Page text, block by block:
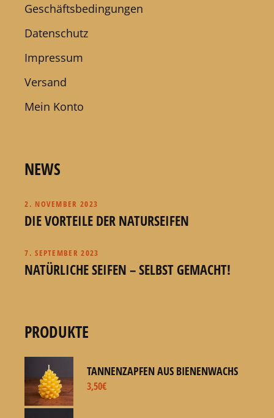
Geschäftsbedingungen
Datenschutz
Impressum
Versand
Mein Konto
NEWS
2. NOVEMBER 2023
DIE VORTEILE DER NATURSEIFEN
7. SEPTEMBER 2023
NATÜRLICHE SEIFEN – SELBST GEMACHT!
PRODUKTE
TANNENZAPFEN AUS BIENENWACHS
3,50€